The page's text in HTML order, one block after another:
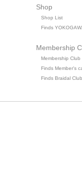
Shop
Shop List
Finds
Membership
Membership Club
Finds Member's
Finds Braidal Club